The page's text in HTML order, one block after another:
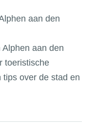
aan den
aan den
toeristische
over de stad en